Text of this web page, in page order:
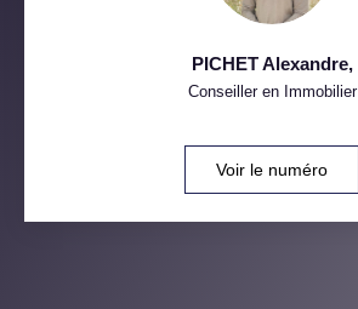
PICHET Alexandre,
Conseiller en Immobilier
Voir le numéro